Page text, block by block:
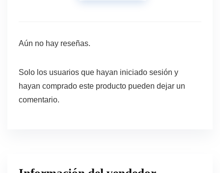
Aún no hay reseñas.
Solo los usuarios que hayan iniciado sesión y
hayan comprado este producto pueden dejar un
comentario.